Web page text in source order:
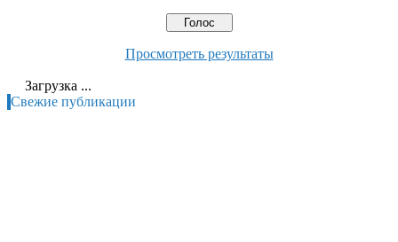
Просмотреть результаты
Загрузка ...
Свежие публикации